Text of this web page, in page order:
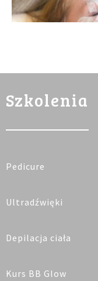
Szkolenia
Pedicure
Ultradźwięki
Depilacja ciała
Kurs BB Glow